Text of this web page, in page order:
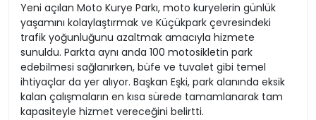
Yeni açılan Moto Kurye Parkı, moto kuryelerin günlük
yaşamını kolaylaştırmak ve Küçükpark çevresindeki
trafik yoğunluğunu azaltmak amacıyla hizmete
sunuldu. Parkta aynı anda 100 motosikletin park
edebilmesi sağlanırken, büfe ve tuvalet gibi temel
ihtiyaçlar da yer alıyor. Başkan Eşki, park alanında eksik
kalan çalışmaların en kısa sürede tamamlanarak tam
kapasiteyle hizmet vereceğini belirtti.